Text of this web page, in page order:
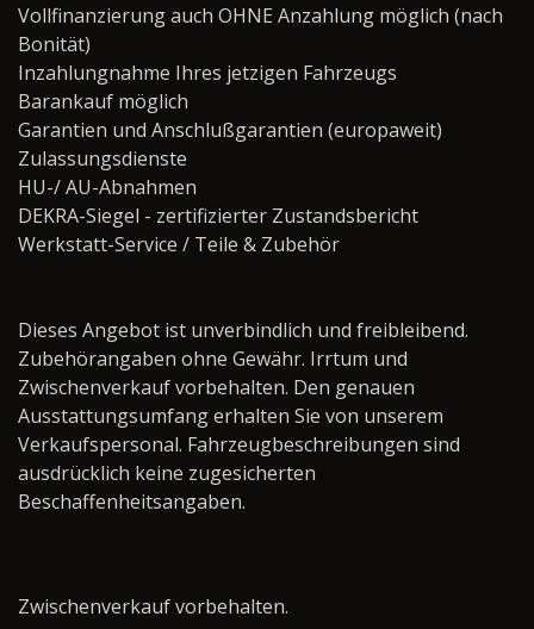
Vollfinanzierung auch OHNE Anzahlung möglich (nach
Bonität)
Inzahlungnahme Ihres jetzigen Fahrzeugs
Barankauf möglich
Garantien und Anschlußgarantien (europaweit)
Zulassungsdienste
HU-/ AU-Abnahmen
DEKRA-Siegel - zertifizierter Zustandsbericht
Werkstatt-Service / Teile & Zubehör ­­­­­­­­­­­­­­­­
Dieses Angebot ist unverbindlich und freibleibend.
Zubehörangaben ohne Gewähr. Irrtum und
Zwischenverkauf vorbehalten. Den genauen
Ausstattungsumfang erhalten Sie von unserem
Verkaufspersonal. Fahrzeugbeschreibungen sind
ausdrücklich keine zugesicherten
Beschaffenheitsangaben.
Zwischenverkauf vorbehalten.